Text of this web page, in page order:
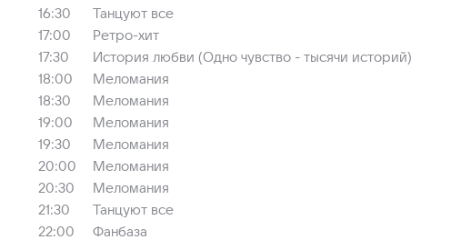
16:30
Танцуют все
17:00
Ретро-хит
17:30
История любви (Одно чувство - тысячи историй)
18:00
Меломания
18:30
Меломания
19:00
Меломания
19:30
Меломания
20:00
Меломания
20:30
Меломания
21:30
Танцуют все
22:00
Фанбаза